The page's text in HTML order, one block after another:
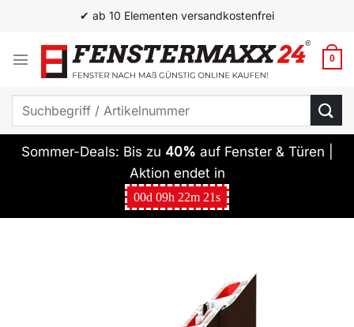
springen
✔ ab 10 Elementen versandkostenfrei
0
Suchen
Sommer-Deals: Bis zu 40% auf Fenster & Türen |
Aktion endet in
00d 09h 22m 20s